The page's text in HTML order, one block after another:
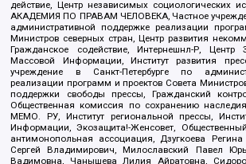
действие, Центр независимых социологических
АКАДЕМИЯ ПО ПРАВАМ ЧЕЛОВЕКА, Частное
административной поддержке реализации
Министров северных стран, Центр развития
Гражданское содействие, Интернешнл-Р,
Массовой Информации, Институт развития
учреждение в Санкт-Петербурге по
реализации программ и проектов Совета
поддержки свободы прессы, Гражданский
Общественная комиссия по сохранению
МЕМО. РУ, Институт региональной прессы,
Информации, Экозащита!-Женсовет,
антимонопольная ассоциация, Дзугкоева
Сергей Владимирович, Милославский Павел
Вадимовна, Чанышева Лилия Айратовна,